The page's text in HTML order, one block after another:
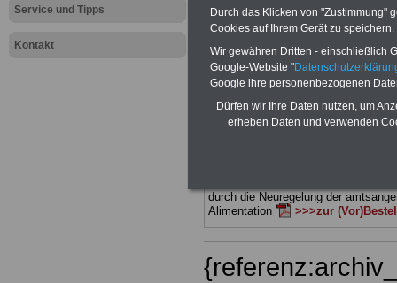
Service und Tipps
Kontakt
25,00 Euro: Wissenswertes für
und Beamte, Beamten-
(Bund/Länder) sowie Beihilferecht in
Ländern. Alle drei Ratgeber sind
gegliedert und erläutern auch komp-
Sachverhalte verständlich (auch für
terinnen und Mitarbeiter des
Dienstes im Land
Berlingeeignet)BEHÖRDEN-ABO
durch die Neuregelung der
Alimentation
>>>zur
Durch das Klicken von "Zustimmung"
Cookies auf Ihrem Gerät zu speichern.
Wir gewähren Dritten - einschließlich
Google-Website "
Google ihre personenbezogenen
Dürfen wir Ihre Daten nutzen, um
erheben Daten und verwenden